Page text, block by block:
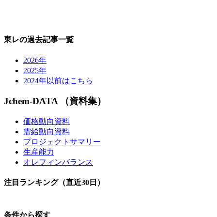
東レの過去記事一覧
2026年
2025年
2024年以前はこちら
Jchem-DATA （資料集）
価格動向資料
需給動向資料
プロジェクトサマリー
生産能力
オレフィンバランス
注目ランキング（直近30日）
条件から探す